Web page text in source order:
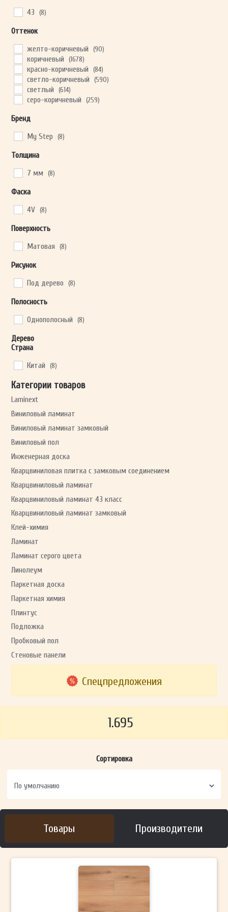
Ваши данные не будут переданы третьим лицам
43
(8)
Оттенок
желто-коричневый
(90)
коричневый (1678)
красно-коричневый (84)
светло-коричневый (590)
светлый (614)
серо-коричневый (259)
Бренд
My Step
(8)
Толщина
7 мм
(8)
Фаска
4V (8)
Поверхность
Матовая
(8)
Рисунок
Под дерево
(8)
Полосность
Однополосный
(8)
Дерево
Страна
Китай
(8)
Категории товаров
Laminext
Виниловый ламинат
Виниловый ламинат замковый
Виниловый пол
Инженерная доска
Кварцвиниловая плитка с замковым соединением
Кварцвиниловый ламинат
Кварцвиниловый ламинат 43 класс
Кварцвиниловый ламинат замковый
Клей-химия
Ламинат
Ламинат серого цвета
Линолеум
Паркетная доска
Паркетная химия
Плинтус
Подложка
Пробковый пол
Стеновые панели
Спецпредложения
1.695
Сортировка
Товары Производители